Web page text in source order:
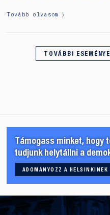
Tovább olvasom
TOVÁBBI
Támogass minket, hogy
tudjunk helytállni a
ADOMÁNYOZZ A HELSINKINEK